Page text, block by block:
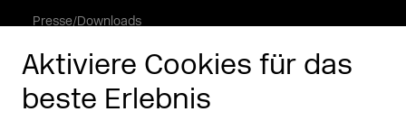
Aktiviere Cookies für das
beste Erlebnis
Presse/Downloads
Phishing Alarm
Partner